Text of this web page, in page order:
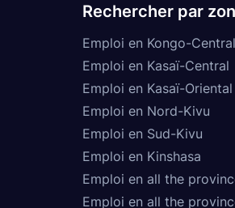
Rechercher par
Emploi en Kongo-Central
Emploi en Kasaï-Central
Emploi en Kasaï-Oriental
Emploi en Nord-Kivu
Emploi en Sud-Kivu
Emploi en Kinshasa
Emploi en all the
Emploi en all the